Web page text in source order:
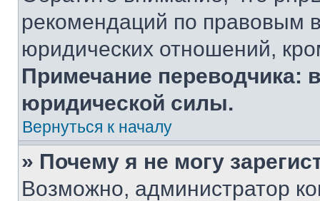
рекомендаций по правовым
юридических отношений,
Примечание переводчика:
юридической силы.
Вернуться к началу
» Почему я не могу
Возможно, администратор